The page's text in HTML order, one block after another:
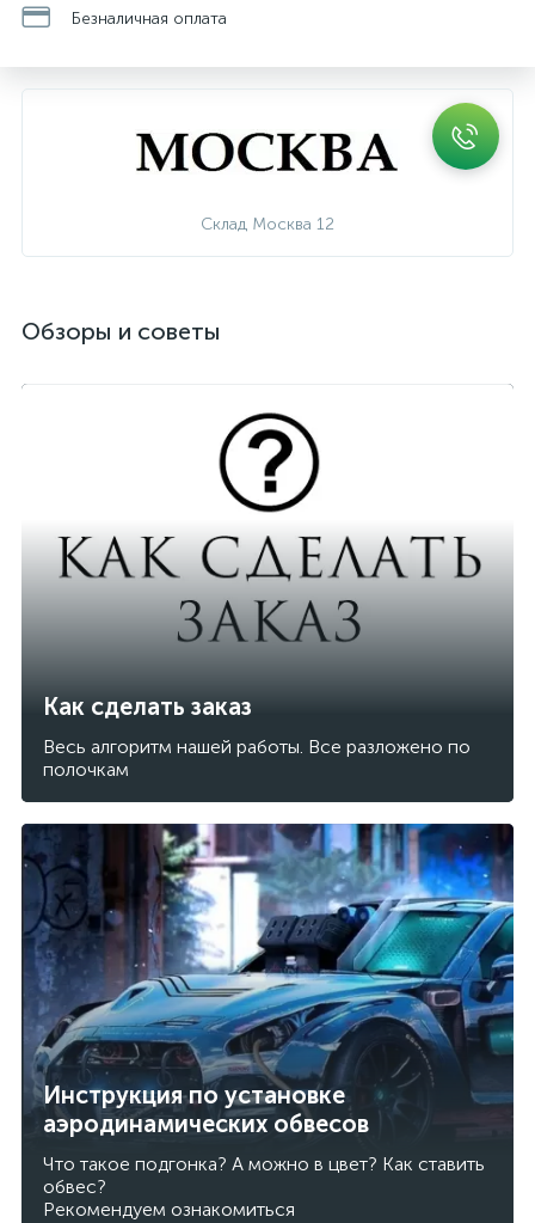
Безналичная оплата
Склад Москва 12
Обзоры и советы
Как сделать заказ
Весь алгоритм нашей работы. Все разложено по
полочкам
Инструкция по установке
аэродинамических обвесов
Что такое подгонка? А можно в цвет? Как ставить
обвес?
Рекомендуем ознакомиться